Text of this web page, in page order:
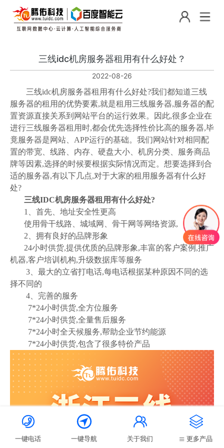
三线idc机房服务器租用有什么好处？
2022-08-26
三线idc机房服务器租用有什么好处?我们都知道三线
服务器的租用的优势要素,就是租用三线服务器,服务器的配
置资源直接关系到网站平台的运行效果。因此,很多企业在
进行三线服务器租用时,都会优先选择性价比高的服务器,毕
竟服务器是网站、APP运行的基础。我们网站针对相同配
置的带宽、线路、内存、硬盘大小、机房分类、服务商品
牌等因素,选择的时候要根据实际情况而定。想要选择到合
适的服务器,有以下几点,对于大家的租用服务器有什么好
处?
三线IDC机房服务器租用有什么好处?
1、首先、地址安全性更高
使用骨干线路、城域网、骨干网等网络资源,
2、拥有良好的品牌形象
24小时供货,提供优质的品牌形象,丰富的客户案例,推广
机器,客户培训机构,升级数据库等服务
3、最大的立省打电话,每电话根据某种原因不同的选
择不同的
4、完善的服务
7*24小时供货,全方位服务
7*24小时供货,全量售后服务
7*24小时全天候服务,帮助企业节约能源
7*24小时供货,包含了很多特价产品

一键电话

一键导航

关于我们

更多产品